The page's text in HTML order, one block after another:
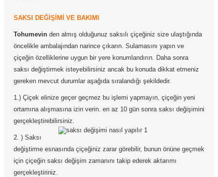
SAKSI DEĞİŞİMİ VE BAKIMI
Tohumevin den almış olduğunuz saksılı çiçeğiniz size ulaştığında
öncelikle ambalajından narince çıkarın. Sulamasını yapın ve
çiçeğin özelliklerine uygun bir yere konumlandırın. Daha sonra
saksı değiştirmek isteyebilirsiniz ancak bu konuda dikkat etmeniz
gereken mevcut durumlar aşağıda sıralandığı şekildedir.
1.) Çiçek elinize geçer geçmez bu işlemi yapmayın, çiçeğin yeni
ortamına alışmasına izin verin. en az 10 gün sonra saksı değişimini
gerçekleştirebilirsiniz.
2. ) Saksı
değiştirme esnasında çiçeğiniz zarar görebilir, bunun önüne geçmek
için çiçeğin saksı değişim zamanını takip ederek aktarımı
gerçekleştiriniz.